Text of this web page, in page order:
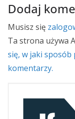
Dodaj
Musisz się
Ta strona używa
się, w jaki sposób
komentarzy.